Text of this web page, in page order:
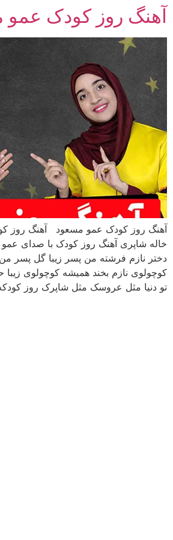
پرش
محتوا
آهنگ روز کودک عمو
آهنگ روز کودک عمو مسعود آهنگ روز
خاله شاپری آهنگ روز کودک با صدای
دختر نازم فرشته من پسر زیبا گل پسر
کوچولوی نازم بخند همیشه کوچولوی
تو دنیا مثل عروسک مثل شاپرک روز